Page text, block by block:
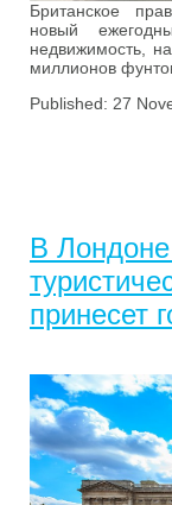
Британское
новый
недвижимость,
миллионов
Published: 27
В
принесет